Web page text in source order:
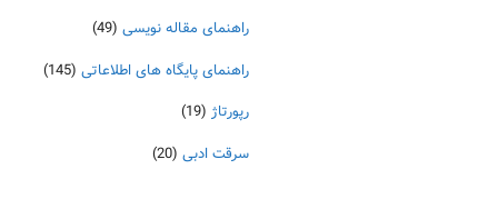
راهنمای مقاله نویسی (49)
راهنمای پایگاه های اطلاعاتی (145)
رپورتاژ (19)
سرقت ادبی (20)